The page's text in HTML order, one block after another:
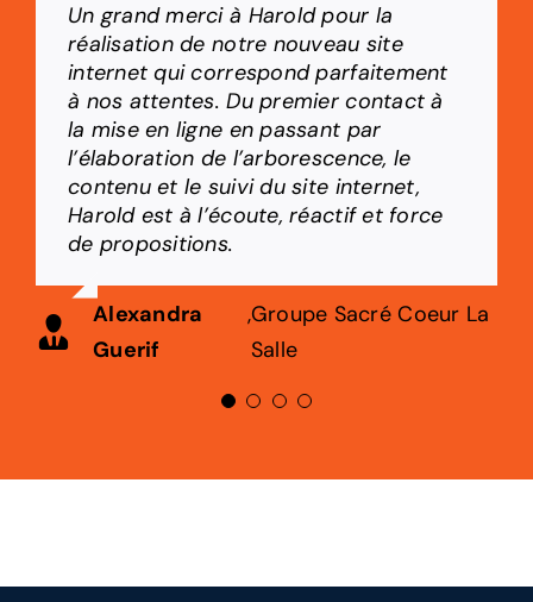
Un grand merci à Harold pour la
réalisation de notre nouveau site
internet qui correspond parfaitement
à nos attentes. Du premier contact à
la mise en ligne en passant par
l’élaboration de l’arborescence, le
contenu et le suivi du site internet,
Harold est à l’écoute, réactif et force
de propositions.
Alexandra
Guerif
,Groupe Sacré Coeur La
Salle
Harold se montrera d’un grand
professionnalisme et de pédagogie
dans l’accompagnement pour la
création de votre site internet. Grâce
à lui, j’ai pu appréhender avec plus de
confiance et de facilité la gestion d’un
site, qui me semblait insurmontable
avant sa rencontre. Harold vous
donnera les meilleures pratiques et
et opérationnel. Merci à lui !
La qualité du service, ainsi que les
conseils pour la construction du site
de notre établissement scolaire ont
été excellentes !
Anne-Marie
Boiteux
,Notre-Dame du
Sacré-Coeur
Compétent, réactif et surtout à
l’écoute. J’apprécie énormément de
travailler avec HB-Informacyde :
service très fiable et efficace.
Nicolas Carré,Collège Saint-Tudy